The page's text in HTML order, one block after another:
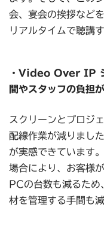
会、宴会の挨拶など
リアルタイムで聴講
・Video Over IP シ
間やスタッフの負担
スクリーンとプロジ
配線作業が減りまし
が実感できています。
場合により、お客様
PCの台数も減るた
材を管理する手間も減